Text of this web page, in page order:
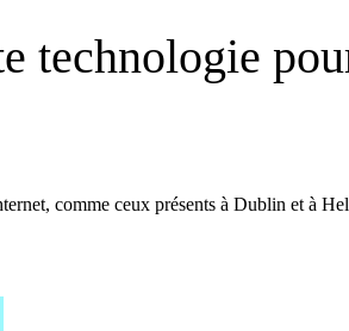
technologie
comme ceux présents à Dublin et à